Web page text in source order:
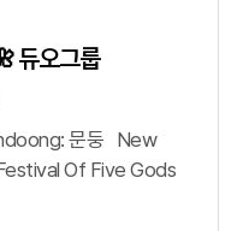
듀오그룹
for Mother Nature Festival Of Five Gods